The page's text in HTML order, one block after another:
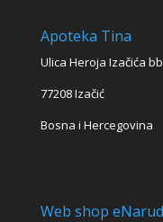
Apoteka Tina
Ulica Heroja Izačića bb
77208 Izačić
Bosna i Hercegovina
Web shop